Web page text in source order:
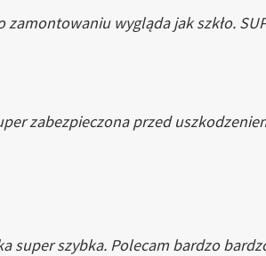
wygląda jak szkło.
zabezpieczona przed
super szybka. Polecam bardzo